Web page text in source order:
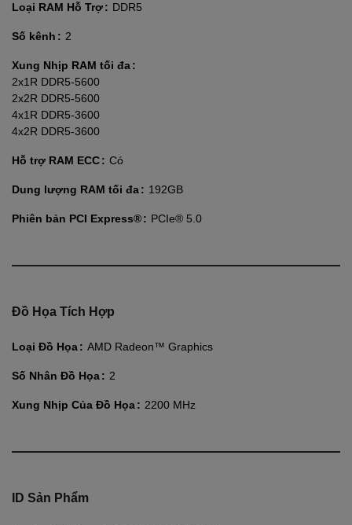
Loại RAM Hỗ Trợ DDR5
Số kênh 2
Xung Nhịp RAM tối đa
2x1R DDR5-5600
2x2R DDR5-5600
4x1R DDR5-3600
4x2R DDR5-3600
Hỗ trợ RAM ECC Có
Dung lượng RAM tối đa 192GB
Phiên bản PCI Express® PCIe® 5.0
Đồ Họa Tích Hợp
Loại Đồ Họa AMD Radeon™ Graphics
Số Nhân Đồ Họa 2
Xung Nhịp Của Đồ Họa 2200 MHz
ID Sản Phẩm